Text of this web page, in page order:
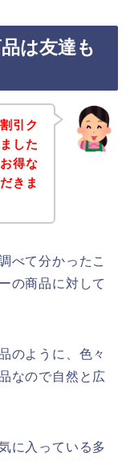
は友達も
引ク
した
得な
きま
べて分かったこ
の商品に対して
のように、色々
なので自然と広
に入っている多